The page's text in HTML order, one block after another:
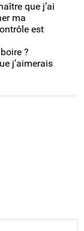
que j’ai
ma
est
?
j’aimerais